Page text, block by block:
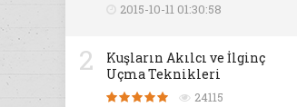
2015-10-11 01:30:58
2
Kuşların Akılcı ve İlginç
Uçma Teknikleri
24115